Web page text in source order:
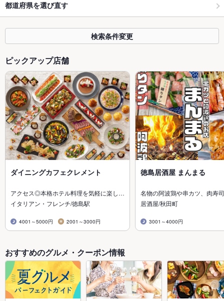
都道府県を選び直す
検索条件変更
ピックアップ店舗
ダイニングカフェクレメント
アクセス◎本格ホテル料理を気軽に楽し…
イタリアン・フレンチ/徳島駅
4001～5000円 2001～3000円
徳島居酒屋 まんまる
名物の阿波鶏や串カツ、肉寿
居酒屋/秋田町
3001～4000円
おすすめのグルメ・クーポン情報